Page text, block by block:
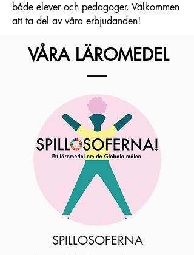
både elever och pedagoger. Välkommen
att ta del av våra erbjudanden!
VÅRA LÄROMEDEL
SPILLOSOFERNA